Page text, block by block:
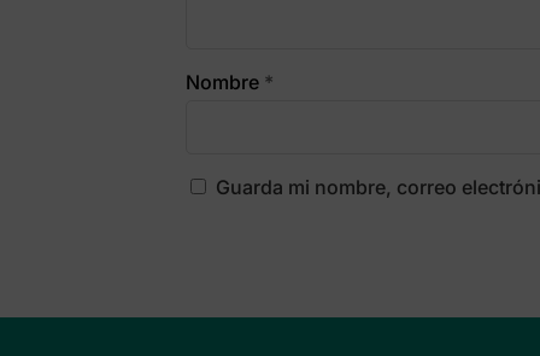
Nombre *
Guarda mi nombre, correo